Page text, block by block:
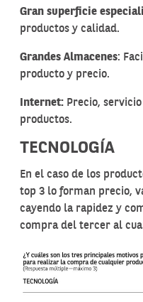
Gran superficie
productos y calidad.
Grandes Almacenes:
producto y precio.
Internet: Precio,
productos.
TECNOLOGÍA
En el caso de los
top 3 lo forman precio,
cayendo la rapidez y
compra del tercer al